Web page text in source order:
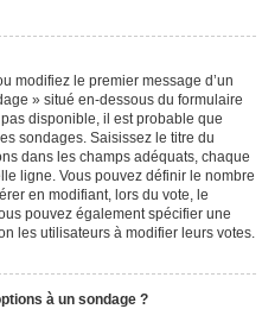
modifiez le premier message d’un
» situé en-dessous du formulaire
disponible, il est probable que
sondages. Saisissez le titre du
dans les champs adéquats, chaque
ligne. Vous pouvez définir le nombre
en modifiant, lors du vote, le
pouvez également spécifier une
les utilisateurs à modifier leurs votes.
à un sondage ?